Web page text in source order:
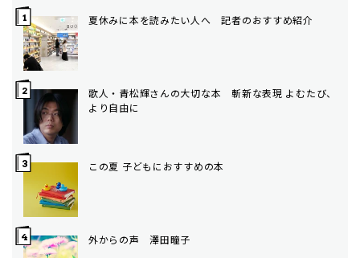
夏休みに本を読みたい人へ 記者のおすすめ紹介
歌人・青松輝さんの大切な本 斬新な表現 よむたび、
より自由に
この夏 子どもにおすすめの本
外からの声 澤田瞳子